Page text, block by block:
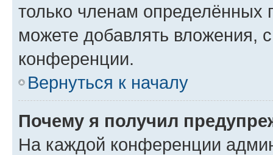
только членам определённых
можете добавлять вложения,
конференции.
Вернуться к началу
Почему я получил
На каждой конференции